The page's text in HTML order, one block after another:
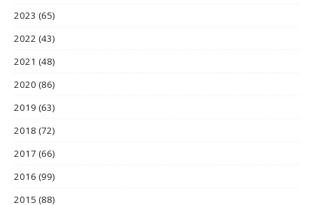
2023 (65)
2022 (43)
2021 (48)
2020 (86)
2019 (63)
2018 (72)
2017 (66)
2016 (99)
2015 (88)